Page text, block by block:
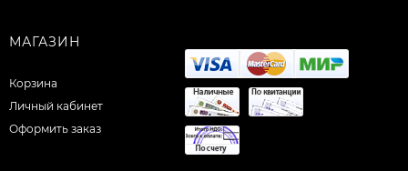
МАГАЗИН
Корзина
Личный кабинет
Оформить заказ